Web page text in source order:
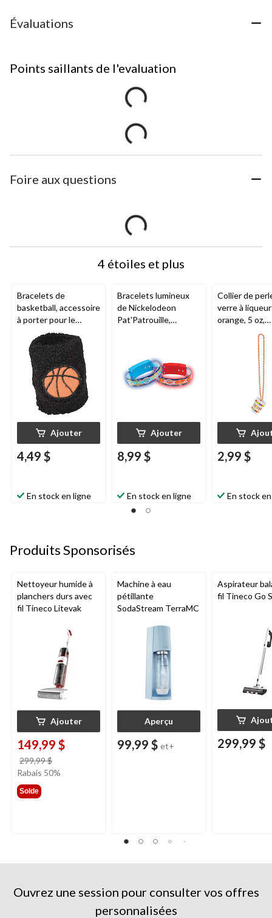
Évaluations
Points saillants de l'evaluation
Foire aux questions
4 étoiles et plus
Bracelets de
basketball, accessoire
à porter pour le
thème du sport, taille
unique, noir et orange
Ajouter
4,49 $
En stock en ligne
Bracelets lumineux
de Nickelodeon
Pat'Patrouille,
cadeaux-surprises à
porter pour les
anniversaires
Ajouter
8,99 $
En stock en ligne
Collier de
verre à
orange, 5 oz,
accessoire de
costume
porter pour
l'Halloween
2,99 $
En stock
Produits Sponsorisés
Nettoyeur humide à
planchers durs avec
fil Tineco Litevak
Ajouter
149,99 $
299,99 $
était
Rabais 50%
Solde
Machine à eau
pétillante
SodaStream TerraMC
Aperçu
99,99 $ et+
Aspirateur
fil Tineco Go
299,99 $
Ouvrez une session pour consulter vos offres
personnalisées